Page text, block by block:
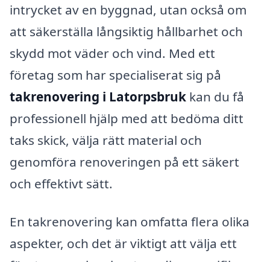
intrycket av en byggnad, utan också om
att säkerställa långsiktig hållbarhet och
skydd mot väder och vind. Med ett
företag som har specialiserat sig på
takrenovering i Latorpsbruk kan du få
professionell hjälp med att bedöma ditt
taks skick, välja rätt material och
genomföra renoveringen på ett säkert
och effektivt sätt.
En takrenovering kan omfatta flera olika
aspekter, och det är viktigt att välja ett